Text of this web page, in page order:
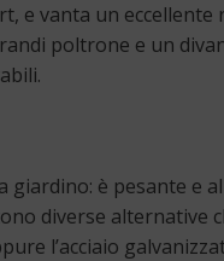
e vanta un
poltrone e un
è pesante e
diverse alternative
l’acciaio